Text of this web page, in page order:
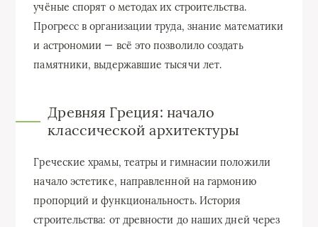
учёные спорят о методах их строительства.
Прогресс в организации труда, знание математики
и астрономии — всё это позволило создать
памятники, выдержавшие тысячи лет.
Дрeвняя Греция: начало
классической архитектуры
Греческие храмы, театры и гимнасии положили
начало эстетике, направленной на гармонию
пропорций и функциональность. История
строительства: от древности до наших дней через